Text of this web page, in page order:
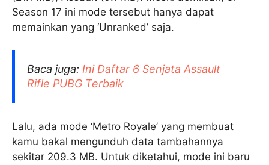
Season 17 ini mode tersebut hanya dapat
memainkan yang ‘Unranked’ saja.
Baca juga: Ini Daftar 6 Senjata Assault
Rifle PUBG Terbaik
Lalu, ada mode ‘Metro Royale’ yang membuat
kamu bakal mengunduh data tambahannya
sekitar 209.3 MB. Untuk diketahui, mode ini baru